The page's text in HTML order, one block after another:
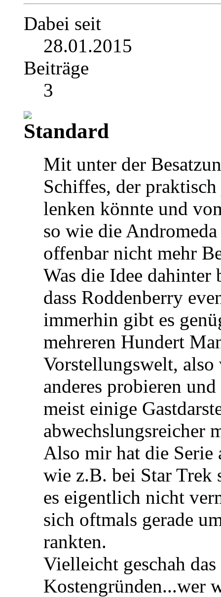
Dabei seit
28.01.2015
Beiträge
3
Mit unter der
Schiffes, der
lenken könnte und
so wie die
offenbar nicht mehr
Was die Idee
dass Roddenberry
immerhin gibt es
mehreren Hundert
Vorstellungswelt,
anderes probieren
meist einige
abwechslungsreicher
Also mir hat die Serie
wie z.B. bei Star Trek
es eigentlich nicht
sich oftmals gerade
rankten.
Vielleicht geschah das
Kostengründen...wer